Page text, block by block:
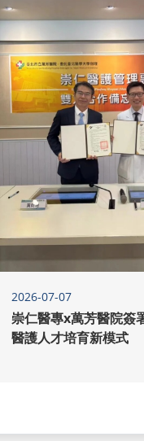
2026-07-07
崇仁醫專x萬芳醫院
醫護人才培育新模式